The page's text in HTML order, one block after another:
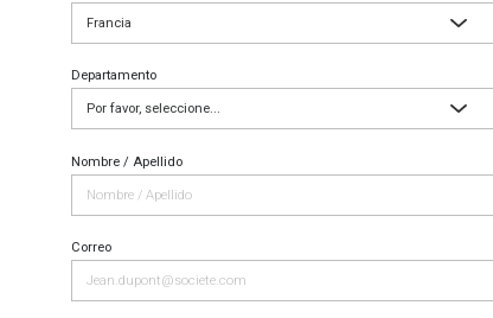
Departamento
Nombre / Apellido
Correo